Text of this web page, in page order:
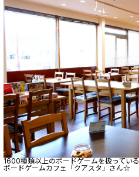
1600種類以上のボードゲームを扱っている
ボードゲームカフェ「クアスタ」さん☆